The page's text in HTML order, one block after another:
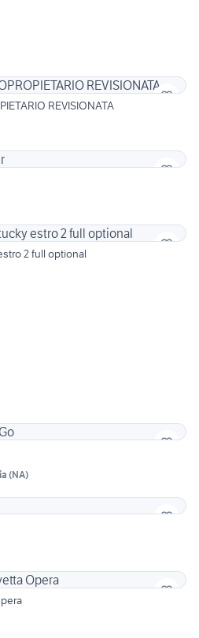
REVISIONATA
2 full optional
(NA)